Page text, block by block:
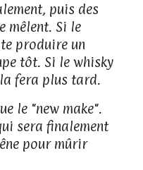
puis des
mêlent. Si le
produire un
tôt. Si le whisky
fera plus tard.
le "new make".
sera finalement
pour mûrir